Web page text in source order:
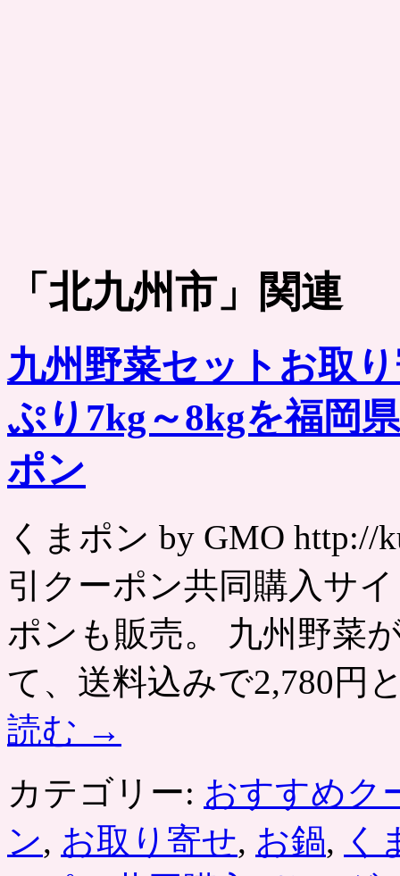
「 北九州市 」関連
九州野菜セットお取
ぷり7kg～8kgを福岡
ポン
くまポン by GMO http://
引クーポン共同購入サ
ポンも販売。 九州野菜
て、送料込みで2,780
読む →
カテゴリー: おすすめク
ン, お取り寄せ, お鍋, く